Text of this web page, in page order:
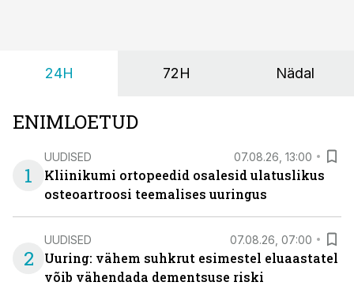
24H 72H Nädal
ENIMLOETUD
1
UUDISED 07.08.26, 13:00
Kliinikumi ortopeedid osalesid ulatuslikus
osteoartroosi teemalises uuringus
2
UUDISED 07.08.26, 07:00
Uuring: vähem suhkrut esimestel eluaastatel
võib vähendada dementsuse riski